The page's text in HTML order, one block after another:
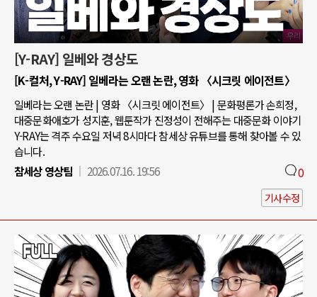
[Y-RAY] 일베와 경상도
[K-컬처, Y-RAY] 일베라는 오랜 논란, 영화 〈시크릿 에이전트〉
일베라는 오랜 논란 | 영화 〈시크릿 에이전트〉 | 문화평론가 손희정,
대중문화애호가 성지훈, 웹툰작가 진정성이 전해주는 대중문화 이야기
Y-RAY는 격주 수요일 저녁 8시마다 참세상 유튜브를 통해 찾아볼 수 있
습니다.
참세상 영상팀
2026.07.16. 19:56 0
기사수정